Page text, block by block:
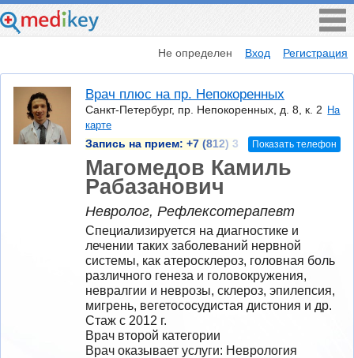
Не определен Вход Регистрация
Врач плюс на пр. Непокоренных
Санкт-Петербург, пр. Непокоренных, д. 8, к. 2 На
карте
Запись на прием: +7 (812) 3 Показать телефон
Магомедов Камиль
Рабазанович
Невролог, Рефлексотерапевт
Специализируется на диагностике и
лечении таких заболеваний нервной
системы, как атеросклероз, головная боль
различного генеза и головокружения,
невралгии и неврозы, склероз, эпилепсия,
мигрень, вегетососудистая дистония и др.
Стаж с 2012 г.
Врач второй категории
Врач оказывает услуги: Неврология